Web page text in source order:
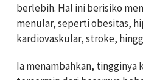
berlebih. Hal ini berisiko
menular, seperti obesitas,
kardiovaskular, stroke,
Ia menambahkan, tingginya